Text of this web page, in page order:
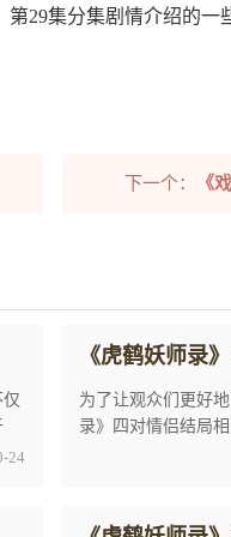
29集分集剧情介绍的
下一个： 《
24
《虎鹤妖师录
为了让观众们更好
录》四对情侣结局